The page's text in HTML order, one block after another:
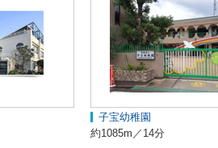
子宝幼稚園
約1085m／14分